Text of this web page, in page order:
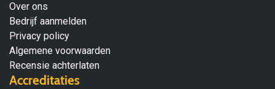
Over ons
Bedrijf aanmelden
Privacy policy
Algemene voorwaarden
Recensie achterlaten
Accreditaties